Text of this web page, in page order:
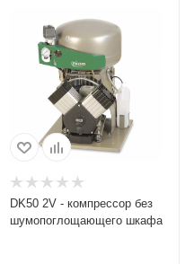
DK50 2V - компрессор без
шумопоглощающего шкафа